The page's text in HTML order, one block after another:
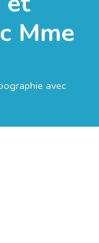
Mme
avec